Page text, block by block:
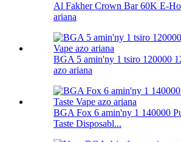
Al Fakher Crown Bar 60K E-
ariana
BGA 5 amin'ny 1 tsiro 120000
azo ariana
BGA Fox 6 amin'ny 1 140000
Taste Disposabl...